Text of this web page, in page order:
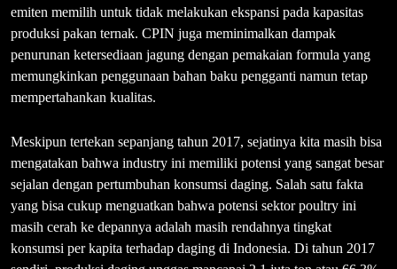
emiten memilih untuk tidak melakukan ekspansi pada kapasitas
produksi pakan ternak. CPIN juga meminimalkan dampak
penurunan ketersediaan jagung dengan pemakaian formula yang
memungkinkan penggunaan bahan baku pengganti namun tetap
mempertahankan kualitas.
Meskipun tertekan sepanjang tahun 2017, sejatinya kita masih bisa
mengatakan bahwa industry ini memiliki potensi yang sangat besar
sejalan dengan pertumbuhan konsumsi daging. Salah satu fakta
yang bisa cukup menguatkan bahwa potensi sektor poultry ini
masih cerah ke depannya adalah masih rendahnya tingkat
konsumsi per kapita terhadap daging di Indonesia. Di tahun 2017